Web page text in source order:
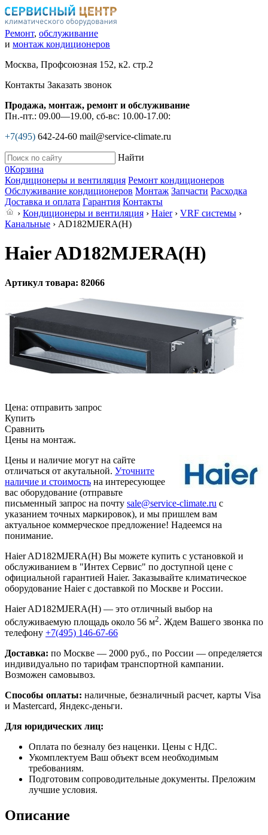
Ремонт, обслуживание
и монтаж кондиционеров
Москва, Профсоюзная 152, к2. стр.2
Контакты Заказать звонок
Продажа, монтаж, ремонт и обслуживание
Пн.-пт.: 09.00—19.00, сб-вс: 10.00-17.00:
+7(495) 642-24-60 mail@service-climate.ru
Найти
0Корзина
Кондиционеры и вентиляция Ремонт кондиционеров
Обслуживание кондиционеров Монтаж Запчасти Расходка
Доставка и оплата Гарантия Контакты
› Кондиционеры и вентиляция › Haier› VRF системы ›
Канальные › AD182MJERA(H)
Haier AD182MJERA(H)
Артикул товара: 82066
Цена: отправить запрос
Купить
Сравнить
Цены на монтаж.
Цены и наличие могут на сайте
отличаться от акутальной. Уточните
наличие и стоимость на интересующее
вас оборудование (отправьте
письменный запрос на почту sale@service-climate.ru с
указанием точных маркировок), и мы пришлем вам
актуальное коммерческое предложение! Надеемся на
понимание.
Haier AD182MJERA(H) Вы можете купить с установкой и
обслуживанием в "Интех Сервис" по доступной цене с
официальной гарантией Haier. Заказывайте климатическое
оборудование Haier с доставкой по Москве и России.
Haier AD182MJERA(H) — это отличный выбор на
обслуживаемую площадь около 56 м2. Ждем Вашего звонка по
телефону +7(495) 146-67-66
Доставка: по Москве — 2000 руб., по России — определяется
индивидуально по тарифам транспортной кампании.
Возможен самовывоз.
Способы оплаты: наличные, безналичный расчет, карты Visa
и Mastercard, Яндекс-деньги.
Для юридических лиц:
Оплата по безналу без наценки. Цены с НДС.
Укомплектуем Ваш объект всем необходимым
требованиям.
Подготовим сопроводительные документы. Преложим
лучшие условия.
Описание